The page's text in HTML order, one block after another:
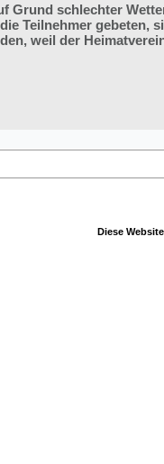
Grund schlechter
Teilnehmer gebeten,
weil der
Diese